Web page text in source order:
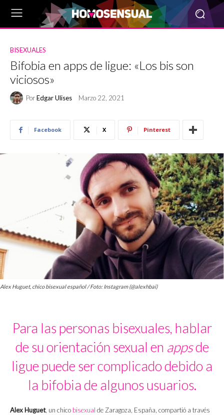
BISEXUALES
Bifobia en apps de ligue: «Los bis son
viciosos»
PorEdgar Ulises Marzo 22, 2021
Facebook X Pinterest
Alex Huguet, chico bisexual español / Foto: Instagram (@alexhbai)
Para las personas bisexuales, hablar
de su orientación sexual en appsde
ligue puede ser complicado debido a
la bifobia de algunos usuarios.
Alex Huguet, un chico bisexual de Zaragoza, España, compartió a través